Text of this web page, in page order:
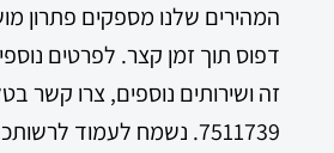
המהירים שלנו מספקים פתרון
דפוס תוך זמן קצר. לפרטים
7511739. נשמח לעמוד